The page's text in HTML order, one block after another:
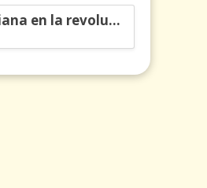
Ciencia colombiana en la revolución de los órganos en chips